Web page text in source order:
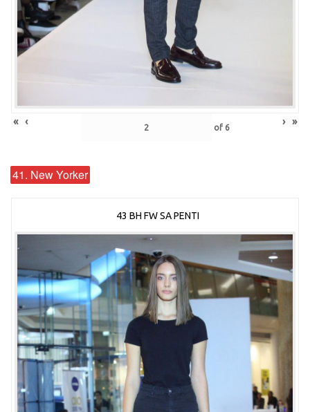
« ‹ of 6 › »
41. New Yorker
43 BH FW SA PENTI